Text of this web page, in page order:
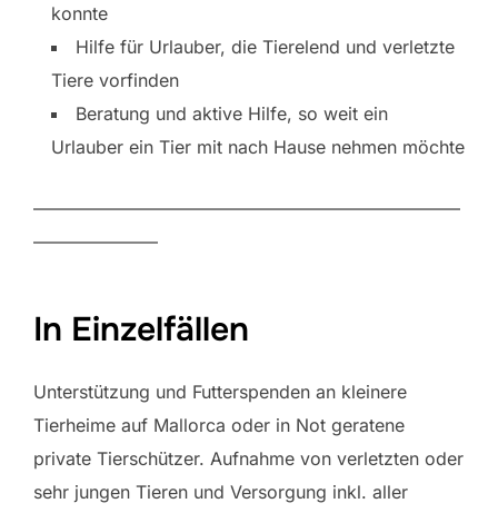
konnte
Hilfe für Urlauber, die Tierelend und verletzte
Tiere vorfinden
Beratung und aktive Hilfe, so weit ein
Urlauber ein Tier mit nach Hause nehmen möchte
————————————————————————
———————
In Einzelfällen
Unterstützung und Futterspenden an kleinere
Tierheime auf Mallorca oder in Not geratene
private Tierschützer. Aufnahme von verletzten oder
sehr jungen Tieren und Versorgung inkl. aller